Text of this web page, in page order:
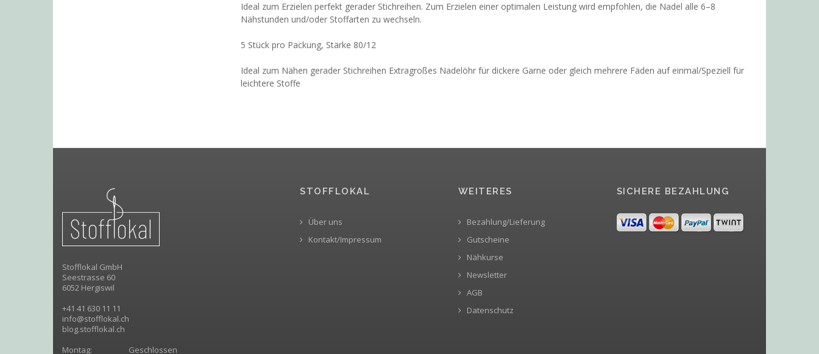
Ideal zum Erzielen perfekt gerader Stichreihen. Zum Erzielen einer optimalen Leistung wird empfohlen, die Nadel alle 6–8
Nähstunden und/oder Stoffarten zu wechseln.
5 Stück pro Packung, Stärke 80/12
Ideal zum Nähen gerader Stichreihen Extragroßes Nadelöhr für dickere Garne oder gleich mehrere Fäden auf einmal/Speziell für
leichtere Stoffe
Stofflokal GmbH
Seestrasse 60
6052 Hergiswil
+41 41 630 11 11
info@stofflokal.ch
blog.stofflokal.ch
Montag:
Geschlossen
STOFFLOKAL
Über uns
Kontakt/Impressum
WEITERES
Bezahlung/Lieferung
Gutscheine
Nähkurse
Newsletter
AGB
Datenschutz
SICHERE BEZAHLUNG